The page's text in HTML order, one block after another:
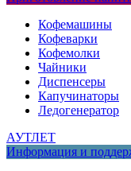
Кофемашины
Кофеварки
Кофемолки
Чайники
Диспенсеры
Капучинаторы
Ледогенератор
АУТЛЕТ
Информация и